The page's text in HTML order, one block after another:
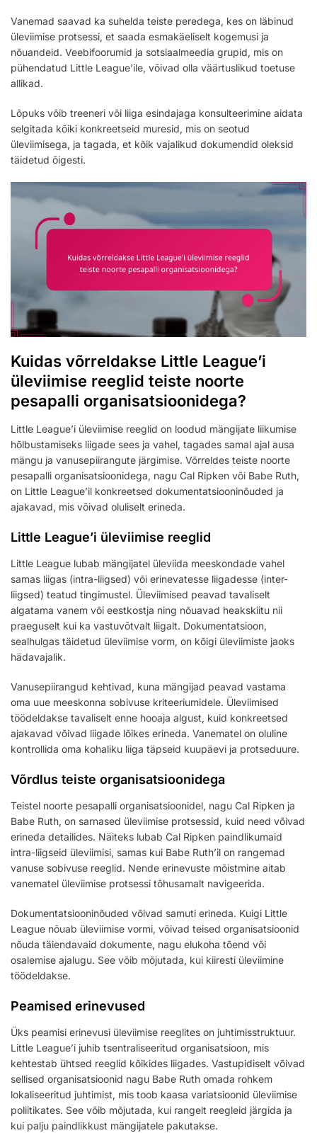
Vanemad saavad ka suhelda teiste peredega, kes on läbinud
üleviimise protsessi, et saada esmakäeliselt kogemusi ja
nõuandeid. Veebifoorumid ja sotsiaalmeedia grupid, mis on
pühendatud Little League’ile, võivad olla väärtuslikud toetuse
allikad.
Lõpuks võib treeneri või liiga esindajaga konsulteerimine aidata
selgitada kõiki konkreetseid muresid, mis on seotud
üleviimisega, ja tagada, et kõik vajalikud dokumendid oleksid
täidetud õigesti.
Kuidas võrreldakse Little League’i
üleviimise reeglid teiste noorte
pesapalli organisatsioonidega?
Little League’i üleviimise reeglid on loodud mängijate liikumise
hõlbustamiseks liigade sees ja vahel, tagades samal ajal ausa
mängu ja vanusepiirangute järgimise. Võrreldes teiste noorte
pesapalli organisatsioonidega, nagu Cal Ripken või Babe Ruth,
on Little League’il konkreetsed dokumentatsiooninõuded ja
ajakavad, mis võivad oluliselt erineda.
Little League’i üleviimise reeglid
Little League lubab mängijatel üleviida meeskondade vahel
samas liigas (intra-liigsed) või erinevatesse liigadesse (inter-
liigsed) teatud tingimustel. Üleviimised peavad tavaliselt
algatama vanem või eestkostja ning nõuavad heakskiitu nii
praeguselt kui ka vastuvõtvalt liigalt. Dokumentatsioon,
sealhulgas täidetud üleviimise vorm, on kõigi üleviimiste jaoks
hädavajalik.
Vanusepiirangud kehtivad, kuna mängijad peavad vastama
oma uue meeskonna sobivuse kriteeriumidele. Üleviimised
töödeldakse tavaliselt enne hooaja algust, kuid konkreetsed
ajakavad võivad liigade lõikes erineda. Vanematel on oluline
kontrollida oma kohaliku liiga täpseid kuupäevi ja protseduure.
Võrdlus teiste organisatsioonidega
Teistel noorte pesapalli organisatsioonidel, nagu Cal Ripken ja
Babe Ruth, on sarnased üleviimise protsessid, kuid need võivad
erineda detailides. Näiteks lubab Cal Ripken paindlikumaid
intra-liigseid üleviimisi, samas kui Babe Ruth’il on rangemad
vanuse sobivuse reeglid. Nende erinevuste mõistmine aitab
vanematel üleviimise protsessi tõhusamalt navigeerida.
Dokumentatsiooninõuded võivad samuti erineda. Kuigi Little
League nõuab üleviimise vormi, võivad teised organisatsioonid
nõuda täiendavaid dokumente, nagu elukoha tõend või
osalemise ajalugu. See võib mõjutada, kui kiiresti üleviimine
töödeldakse.
Peamised erinevused
Üks peamisi erinevusi üleviimise reeglites on juhtimisstruktuur.
Little League’i juhib tsentraliseeritud organisatsioon, mis
kehtestab ühtsed reeglid kõikides liigades. Vastupidiselt võivad
sellised organisatsioonid nagu Babe Ruth omada rohkem
lokaliseeritud juhtimist, mis toob kaasa variatsioonid üleviimise
poliitikates. See võib mõjutada, kui rangelt reegleid järgida ja
kui palju paindlikkust mängijatele pakutakse.